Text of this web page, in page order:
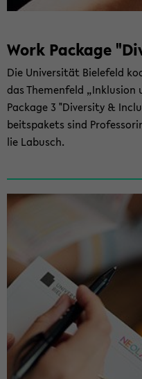
Work Packa­ge
Die Uni­ver­si­tät Bie­le­feld
das The­men­feld
Packa­ge 3 "Di­ver­si­ty &
beits­pa­kets sind
lie La­busch.